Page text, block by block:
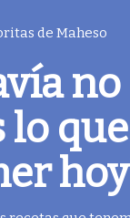
de Maheso
no
lo